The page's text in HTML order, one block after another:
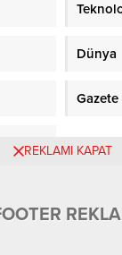
Dünya
REKLAMI KAPAT